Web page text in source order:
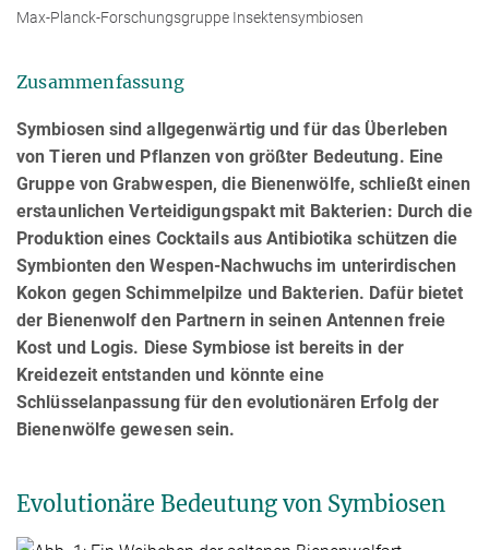
Max-Planck-Forschungsgruppe Insektensymbiosen
Zusammenfassung
Symbiosen sind allgegenwärtig und für das Überleben
von Tieren und Pflanzen von größter Bedeutung. Eine
Gruppe von Grabwespen, die Bienenwölfe, schließt einen
erstaunlichen Verteidigungspakt mit Bakterien: Durch die
Produktion eines Cocktails aus Antibiotika schützen die
Symbionten den Wespen-Nachwuchs im unterirdischen
Kokon gegen Schimmelpilze und Bakterien. Dafür bietet
der Bienenwolf den Partnern in seinen Antennen freie
Kost und Logis. Diese Symbiose ist bereits in der
Kreidezeit entstanden und könnte eine
Schlüsselanpassung für den evolutionären Erfolg der
Bienenwölfe gewesen sein.
Evolutionäre Bedeutung von Symbiosen